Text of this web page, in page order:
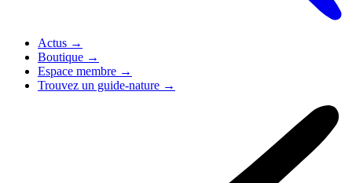
Actus →
Boutique →
Espace membre →
Trouvez un guide-nature →